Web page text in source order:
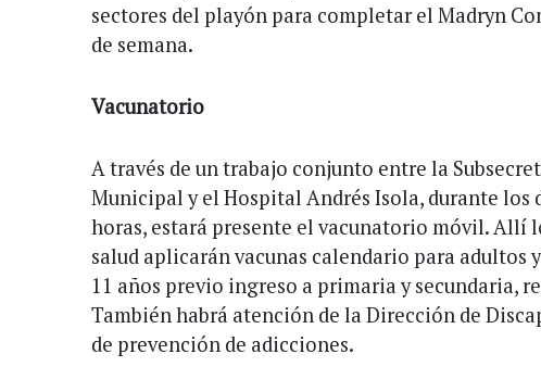
sectores del playón para completar el Madryn
de semana.
Vacunatorio
A través de un trabajo conjunto entre la
Municipal y el Hospital Andrés Isola, durante los
horas, estará presente el vacunatorio móvil. Allí
salud aplicarán vacunas calendario para adultos
11 años previo ingreso a primaria y secundaria,
También habrá atención de la Dirección de
de prevención de adicciones.